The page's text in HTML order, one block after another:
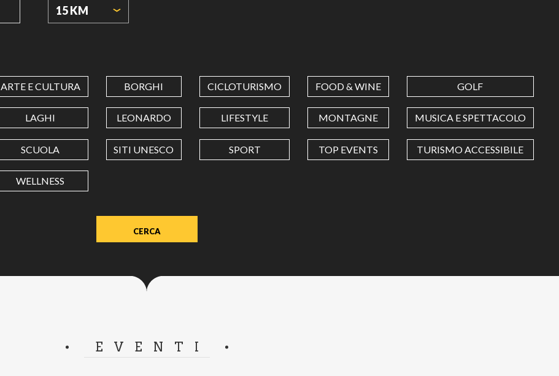
15 KM
LONGITUDINE
dot
ARTE E CULTURA BORGHI CICLOTURISMO FOOD & WINE GOLF
LAGHI LEONARDO LIFESTYLE MONTAGNE MUSICA E SPETTACOLO
SCUOLA SITI UNESCO SPORT TOP EVENTS TURISMO ACCESSIBILE
WELLNESS
EVENTI